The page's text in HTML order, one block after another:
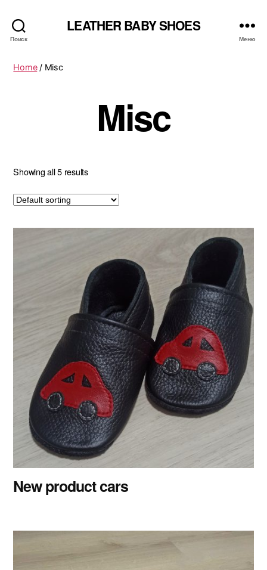
Поиск
LEATHER BABY SHOES
Меню
Home/ Misc
Misc
Showing all 5 results
New product cars